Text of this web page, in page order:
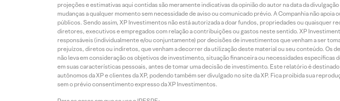
projeções e estimativas aqui contidas são meramente indicativas da opinião do autor na data da
mudanças a qualquer momento sem necessidade de aviso ou comunicado prévio. A Companhia não
públicos. Sendo assim, XP Investimentos não está autorizada a doar fundos, propriedades ou
diretores, executivos e empregados com relação a contribuições ou gastos neste sentido. XP
responsáveis (individualmente e/ou conjuntamente) por decisões de investimentos que venham a ser
prejuízos, diretos ou indiretos, que venham a decorrer da utilização deste material ou seu conteúdo.
não leva em consideração os objetivos de investimento, situação financeira ou necessidades
em suas características pessoais, antes de tomar uma decisão de investimento. Este relatório é
autônomos da XP e clientes da XP, podendo também ser divulgado no site da XP. Fica proibida sua
sem o prévio consentimento expresso da XP Investimentos.